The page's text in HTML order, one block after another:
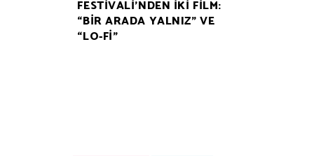
FESTİVALİ’NDEN İKİ FİLM:
“BİR ARADA YALNIZ” VE
“LO-Fİ”